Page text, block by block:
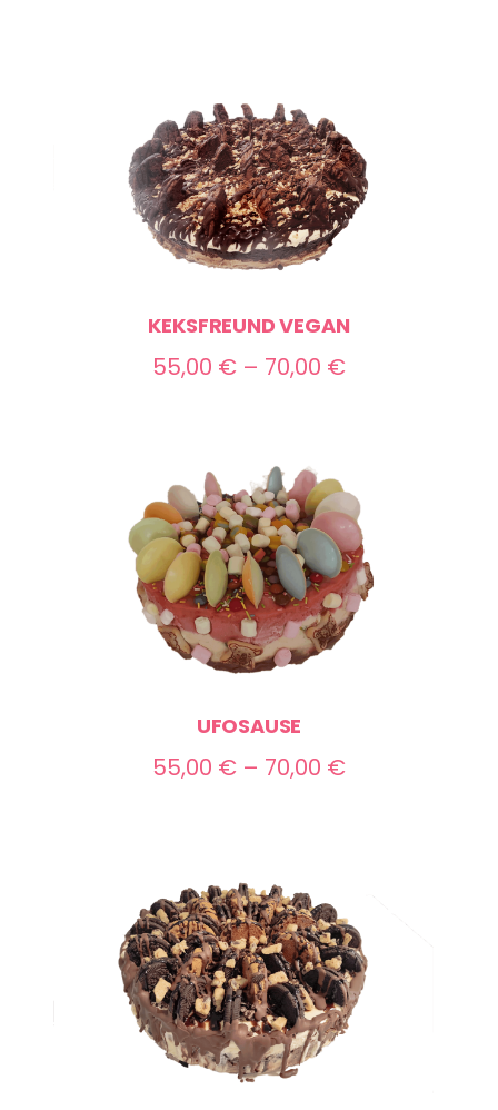
KEKSFREUND VEGAN
55,00 € – 70,00 €Preisspanne:
UFOSAUSE
55,00 € – 70,00 €Preisspanne: